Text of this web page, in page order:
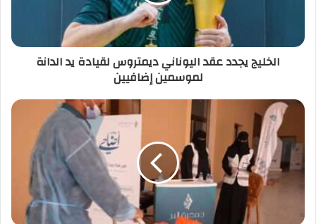
الخليج يجدد عقد اليوناني ديمتروس لقيادة يد الدانة
لموسمين إضافيين